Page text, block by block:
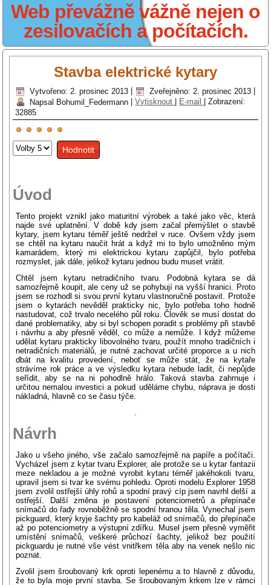
Web převážně vážně nejen o
zesilovačích a počítačích.
Stavba elektrické kytary
Vytvořeno: 2. prosinec 2013 Zveřejněno: 2. prosinec 2013
Napsal Bohumil_Federmann |Vytisknout E-mail |Zobrazení:
32885
uživatelů:
/5
Hodnoťte
prosím
Úvod
Tento projekt vznikl jako maturitní výrobek a také jako věc, která
najde své uplatnění. V době kdy jsem začal přemýšlet o stavbě
kytary, jsem kytaru téměř ještě nedržel v ruce. Ovšem vždy jsem
se chtěl na kytaru naučit hrát a když mi to bylo umožněno mým
kamarádem, který mi elektrickou kytaru zapůjčil, bylo potřeba
rozmyslet, jak dále, jelikož kytaru jednou budu muset vrátit.
Chtěl jsem kytaru netradičního tvaru. Podobná kytara se dá
samozřejmě koupit, ale ceny už se pohybují na vyšší hranici. Proto
jsem se rozhodl si svou první kytaru vlastnoručně postavit. Protože
jsem o kytarách nevěděl prakticky nic, bylo potřeba toho hodně
nastudovat, což trvalo necelého půl roku. Člověk se musí dostat do
dané problematiky, aby si byl schopen poradit s problémy při stavbě
i návrhu a aby přesně věděl, co může a nemůže. I když můžeme
udělat kytaru prakticky libovolného tvaru, použít mnoho tradičních i
netradičních materiálů, je nutné zachovat určité proporce a u nich
dbát na kvalitu provedení, neboť se může stát, že na kytaře
strávíme rok práce a ve výsledku kytara nebude ladit, či nepůjde
seřídit, aby se na ni pohodlně hrálo. Taková stavba zahrnuje i
určitou nemalou investici a pokud uděláme chybu, náprava je dosti
nákladná, hlavně co se času týče.
Návrh
Jako u všeho jiného, vše začalo samozřejmě na papíře a počítači.
Vycházel jsem z kytar tvaru Explorer, ale protože se u kytar fantazii
meze nekladou a je možné vyrobit kytaru téměř jakéhokoli tvaru,
upravil jsem si tvar ke svému pohledu. Oproti modelu Explorer 1958
jsem zvolil ostřejší úhly rohů a spodní pravý cíp jsem navrhl delší a
ostřejší. Další změna je postavení potenciometrů a přepínače
snímačů do řady rovnoběžně se spodní hranou těla. Vynechal jsem
pickguard, který kryje šachty pro kabeláž od snímačů, do přepínače
až po potenciometry a výstupní zdířku. Musel jsem přesně vyměřit
umístění snímačů, veškeré průchozí šachty, jelikož bez použití
pickguardu je nutné vše vést vnitřkem těla aby na venek nešlo nic
poznat.
Zvolil jsem šroubovaný krk oproti lepenému a to hlavně z důvodu,
že to byla moje první stavba. Se šroubovaným krkem lze v rámci